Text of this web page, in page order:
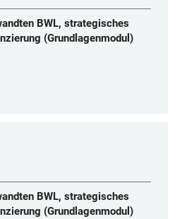
BWL, strategisches
(Grundlagenmodul)
BWL, strategisches
(Grundlagenmodul)